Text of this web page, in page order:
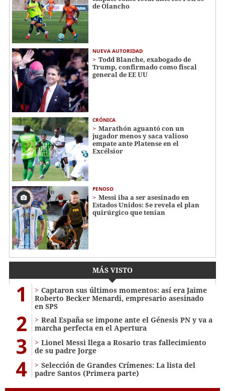
de Olancho
NUEVA AUTORIDAD
Todd Blanche, exabogado de
Trump, confirmado como fiscal
general de EE UU
CRÓNICA
Marathón aguantó con un
jugador menos y saca valioso
empate ante Platense en el
Excélsior
PENOSO
Messi iba a ser asesinado en
Estados Unidos: Se revela el plan
quirúrgico que tenían
MÁS VISTO
1
Captaron sus últimos momentos: así era Jaime
Roberto Becker Menardi​​​, empresario asesinado
en SPS
2
Real España se impone ante el Génesis PN y va a
marcha perfecta en el Apertura
3
Lionel Messi llega a Rosario tras fallecimiento
de su padre Jorge
4
Selección de Grandes Crímenes: La lista del
padre Santos (Primera parte)